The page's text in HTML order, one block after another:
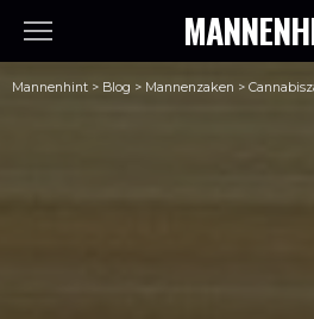
Mannenhint > Blog > Mannenzaken >